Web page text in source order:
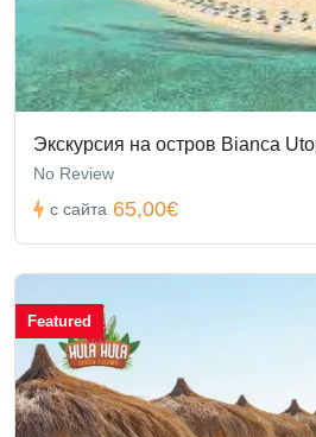
Экскурсия на остров Bianca
No Review
с сайта 65,00€
Featured